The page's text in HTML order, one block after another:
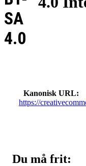
SA
4.0
Kanonisk URL
https://
Du må frit: